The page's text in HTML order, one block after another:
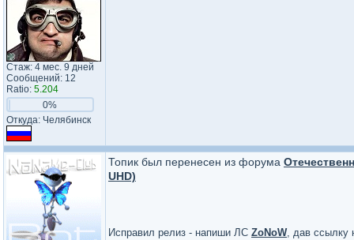
Стаж: 4 мес. 9 дней
Сообщений: 12
Ratio: 5.204
0%
Откуда: Челябинск
Топик был перенесен из форума
UHD)
Исправил релиз - напиши ЛС ZoNoW, дав ссылку